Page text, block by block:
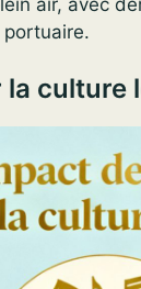
portuaire.
la culture